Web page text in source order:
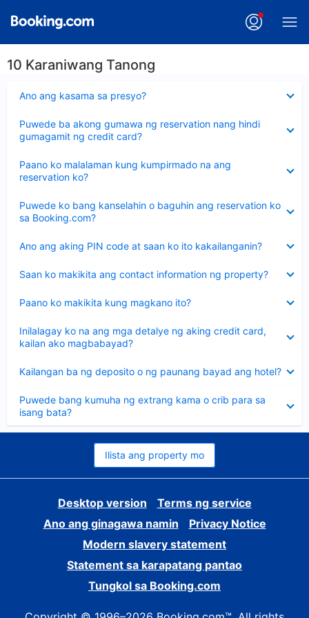
10 Karaniwang Tanong
Ano ang kasama sa presyo?
ang
Puwede ba akong gumawa ng reservation nang hindi
gumagamit ng credit card?
ang
sagot
Paano ko malalaman kung kumpirmado na ang
reservation ko?
ang
sagot
Puwede ko bang kanselahin o baguhin ang reservation ko
sa Booking.com?
ang
sagot
Ano ang aking PIN code at saan ko ito kakailanganin?
ang
Saan ko makikita ang contact information ng property?
ang
Paano ko makikita kung magkano ito?
ang
Inilalagay ko na ang mga detalye ng aking credit card,
kailan ako magbabayad?
ang
sagot
Kailangan ba ng deposito o ng paunang bayad ang hotel?
ang
Puwede bang kumuha ng extrang kama o crib para sa
isang bata?
ang
sagot
Ilista ang property mo
Desktop version
Terms ng service
Ano ang ginagawa namin
Privacy Notice
Modern slavery statement
Statement sa karapatang pantao
Tungkol sa Booking.com